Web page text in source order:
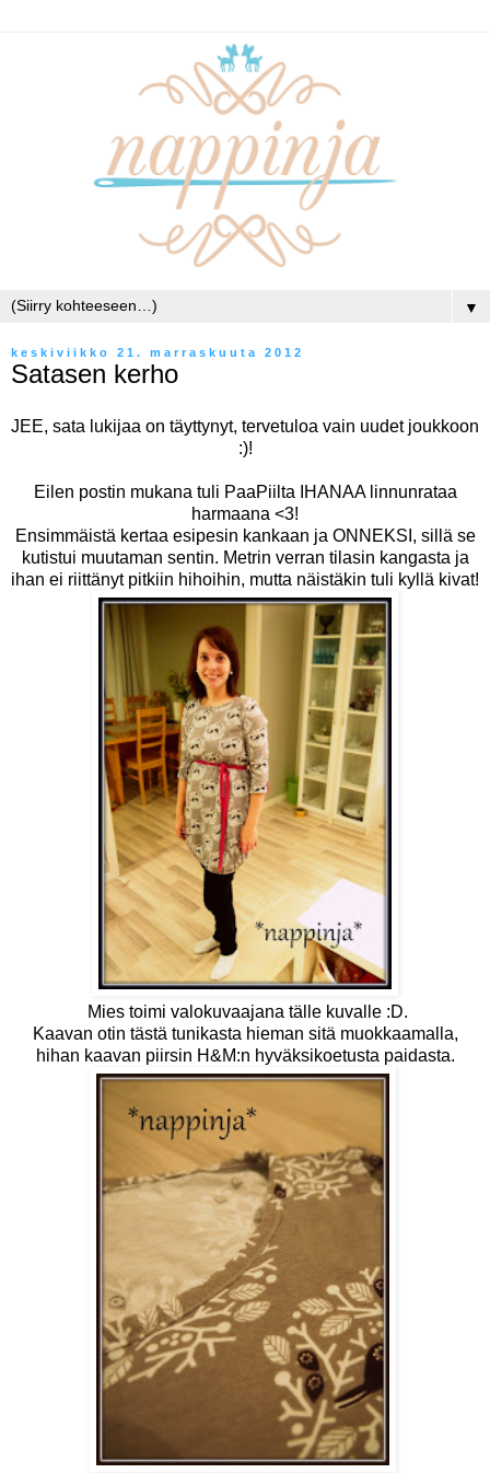
▼
keskiviikko 21. marraskuuta 2012
Satasen kerho
JEE, sata lukijaa on täyttynyt, tervetuloa vain uudet joukkoon
:)!
Eilen postin mukana tuli PaaPiilta IHANAA linnunrataa
harmaana <3!
Ensimmäistä kertaa esipesin kankaan ja ONNEKSI, sillä se
kutistui muutaman sentin. Metrin verran tilasin kangasta ja
ihan ei riittänyt pitkiin hihoihin, mutta näistäkin tuli kyllä kivat!
Mies toimi valokuvaajana tälle kuvalle :D.
Kaavan otin tästä tunikasta hieman sitä muokkaamalla,
hihan kaavan piirsin H&M:n hyväksikoetusta paidasta.